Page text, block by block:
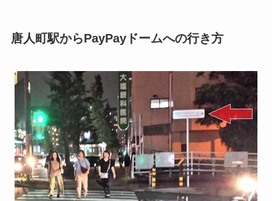
唐人町駅からPayPayドームへの行き方